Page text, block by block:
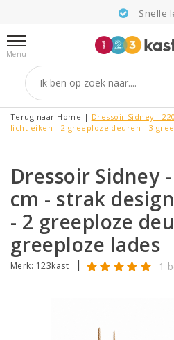
Snelle
Menu
Terug naar Home | Dressoir Sidney -
licht eiken - 2 greeploze deuren - 3
Dressoir Sidney
cm - strak
- 2 greeploze
greeploze lades
Merk: 123kast | 1